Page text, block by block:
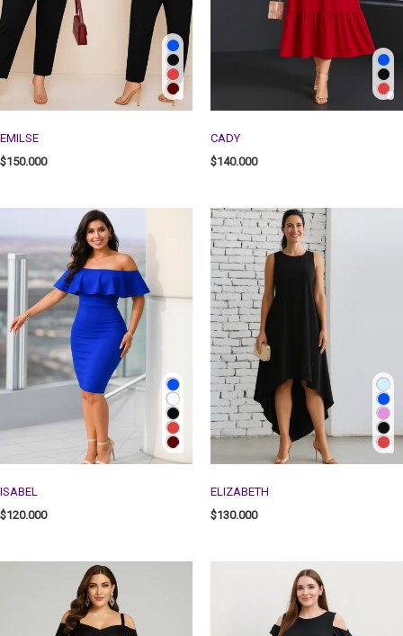
EMILSE
$150.000
CADY
$140.000
ISABEL
$120.000
ELIZABETH
$130.000